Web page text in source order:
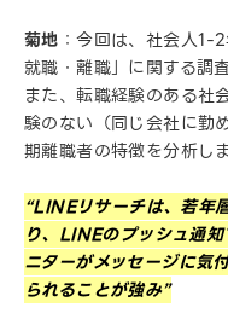
菊地 ：今回は、社会人1-
就職・離職」に関する調
また、転職経験のある社
験のない（同じ会社に勤
期離職者の特徴を分析し
“LINEリサーチは、若年
り、LINEのプッシュ通
ニターがメッセージに気
られることが強み”